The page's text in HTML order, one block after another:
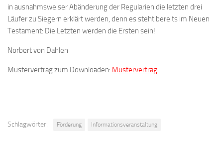
in ausnahmsweiser Abänderung der Regularien die letzten drei
Läufer zu Siegern erklärt werden, denn es steht bereits im Neuen
Testament: Die Letzten werden die Ersten sein!
Norbert von Dahlen
Mustervertrag zum Downloaden: Mustervertrag
Schlagwörter: Förderung Informationsveranstaltung